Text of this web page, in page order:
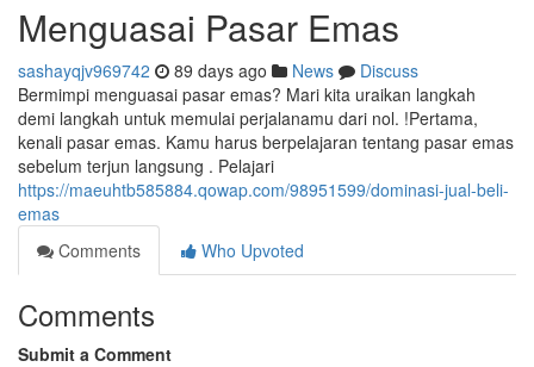
Menguasai Pasar Emas
sashayqjv969742 89 days ago News
Discuss
Bermimpi menguasai pasar emas? Mari kita uraikan langkah
demi langkah untuk memulai perjalanamu dari nol. !Pertama,
kenali pasar emas. Kamu harus berpelajaran tentang pasar emas
sebelum terjun langsung . Pelajari
https://maeuhtb585884.qowap.com/98951599/dominasi-jual-beli-
emas
Comments
Who Upvoted
Comments
Submit a Comment